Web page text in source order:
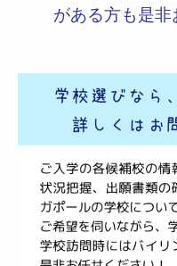
がある方も是非